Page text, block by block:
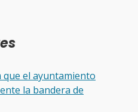
el ayuntamiento
la bandera de